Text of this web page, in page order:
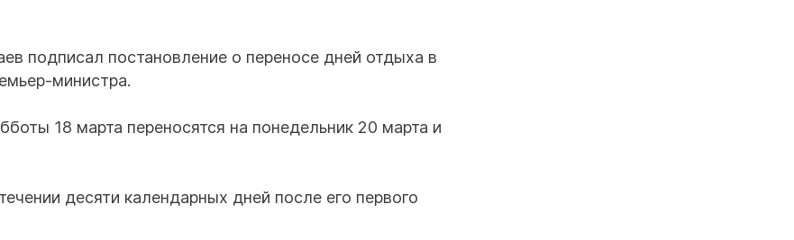
подписал постановление о переносе дней отдыха в
министра.
18 марта переносятся на понедельник 20 марта и
десяти календарных дней после его первого